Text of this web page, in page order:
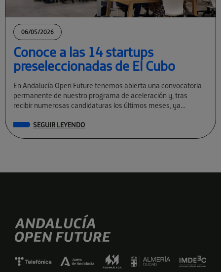
06/05/2026
Conoce a las 14 startups
preseleccionadas de El Cubo
En Andalucía Open Future tenemos abierta una convocatoria
permanente de nuestro programa de aceleración y, tras
recibir numerosas candidaturas los últimos meses, ya
SEGUIR LEYENDO